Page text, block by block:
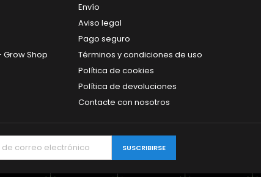
Grow Shop
Envío
Aviso legal
Pago seguro
Términos y condiciones de uso
Política de cookies
Política de devoluciones
Contacte con nosotros